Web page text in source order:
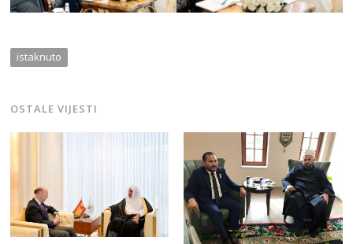
istaknuto
OSTALE VIJESTI